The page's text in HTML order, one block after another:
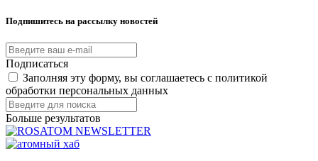
Подпишитесь на рассылку новостей
Подписаться
Заполняя эту форму, вы соглашаетесь с политикой
обработки персональных данных
Больше результатов